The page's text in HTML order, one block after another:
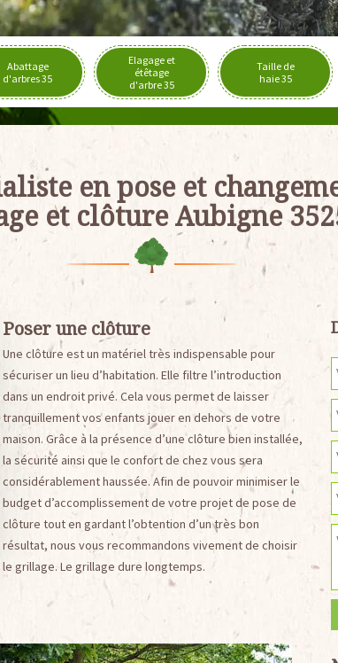
Abattage
d'arbres 35
Elagage et
étêtage
d'arbre 35
Taille de
haie 35
en pose et
et clôture Aubigne
Poser une clôture
Une clôture est un matériel très indispensable pour
sécuriser un lieu d’habitation. Elle filtre l’introduction
dans un endroit privé. Cela vous permet de laisser
tranquillement vos enfants jouer en dehors de votre
maison. Grâce à la présence d’une clôture bien installée,
la sécurité ainsi que le confort de chez vous sera
considérablement haussée. Afin de pouvoir minimiser le
budget d’accomplissement de votre projet de pose de
clôture tout en gardant l’obtention d’un très bon
résultat, nous vous recommandons vivement de choisir
le grillage. Le grillage dure longtemps.